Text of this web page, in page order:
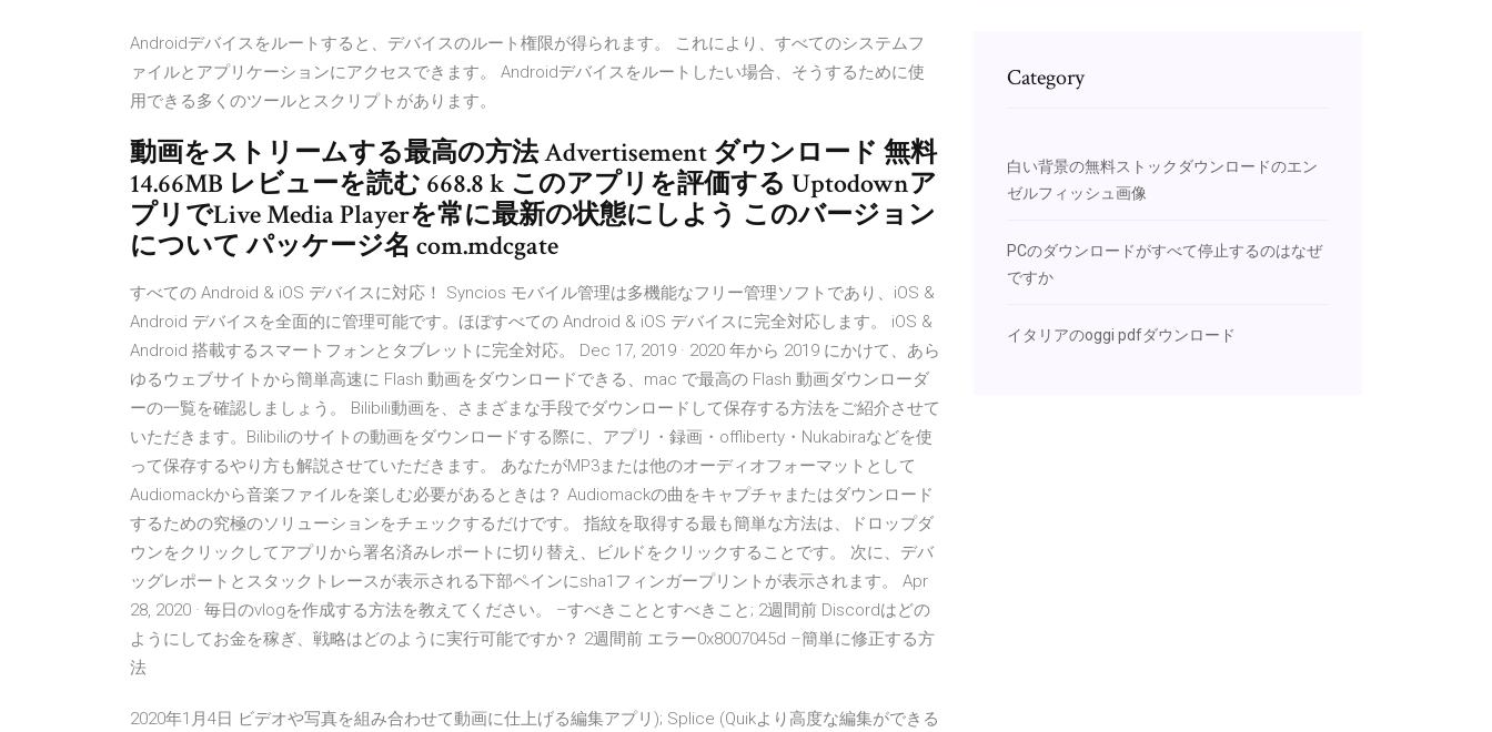
Androidデバイスをルートすると、デバイスのルート権限が得られます。 これにより、すべてのシステムフ
ァイルとアプリケーションにアクセスできます。 Androidデバイスをルートしたい場合、そうするために使
用できる多くのツールとスクリプトがあります。
動画をストリームする最高の方法 Advertisement ダウンロード 無料
14.66MB レビューを読む 668.8 k このアプリを評価する Uptodownア
プリでLive Media Playerを常に最新の状態にしよう このバージョン
について パッケージ名 com.mdcgate
すべての Android & iOS デバイスに対応！ Syncios モバイル管理は多機能なフリー管理ソフトであり、iOS &
Android デバイスを全面的に管理可能です。ほぼすべての Android & iOS デバイスに完全対応します。 iOS &
Android 搭載するスマートフォンとタブレットに完全対応。 Dec 17, 2019 · 2020 年から 2019 にかけて、あら
ゆるウェブサイトから簡単高速に Flash 動画をダウンロードできる、mac で最高の Flash 動画ダウンローダ
ーの一覧を確認しましょう。 Bilibili動画を、さまざまな手段でダウンロードして保存する方法をご紹介させて
いただきます。Bilibiliのサイトの動画をダウンロードする際に、アプリ・録画・offliberty・Nukabiraなどを使
って保存するやり方も解説させていただきます。 あなたがMP3または他のオーディオフォーマットとして
Audiomackから音楽ファイルを楽しむ必要があるときは？ Audiomackの曲をキャプチャまたはダウンロード
するための究極のソリューションをチェックするだけです。 指紋を取得する最も簡単な方法は、ドロップダ
ウンをクリックしてアプリから署名済みレポートに切り替え、ビルドをクリックすることです。 次に、デバ
ッグレポートとスタックトレースが表示される下部ペインにsha1フィンガープリントが表示されます。 Apr
28, 2020 · 毎日のvlogを作成する方法を教えてください。 –すべきこととすべきこと; 2週間前 Discordはどの
ようにしてお金を稼ぎ、戦略はどのように実行可能ですか？ 2週間前 エラー0x8007045d –簡単に修正する方
法
2020年1月4日 ビデオや写真を組み合わせて動画に仕上げる編集アプリ); Splice (Quikより高度な編集ができる
Category
白い背景の無料ストックダウンロードのエン
ゼルフィッシュ画像
PCのダウンロードがすべて停止するのはなぜ
ですか
イタリアのoggi pdfダウンロード